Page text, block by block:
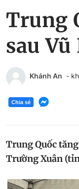
Trung
sau
Khánh An -
Chia sẻ
Trung Quốc
Trường Xuân